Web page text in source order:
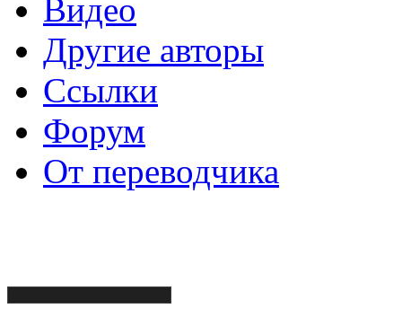
Видео
Другие авторы
Ссылки
Форум
От переводчика